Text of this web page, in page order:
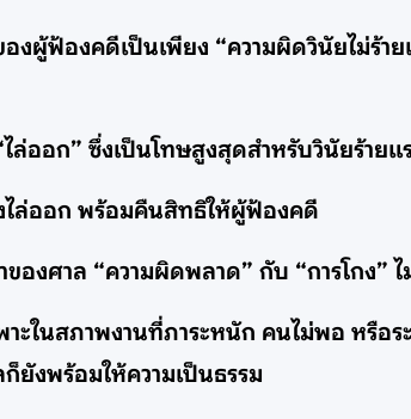
งผู้ฟ้องคดีเป็นเพียง “ความผิดวินัยไม่ร้
ล่ออก” ซึ่งเป็นโทษสูงสุดสำหรับวินัยร้าย
ไล่ออก พร้อมคืนสิทธิให้ผู้ฟ้องคดี
องศาล “ความผิดพลาด” กับ “การโกง” ไ
ะในสภาพงานที่ภาระหนัก คนไม่พอ หรื
ยังพร้อมให้ความเป็นธรรม